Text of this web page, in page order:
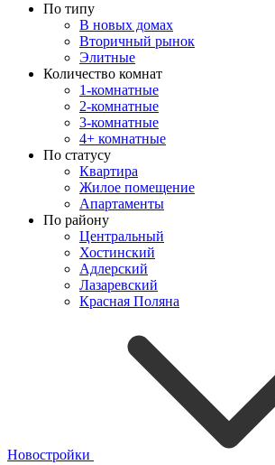
По типу
В новых домах
Вторичный рынок
Элитные
Количество комнат
1-комнатные
2-комнатные
3-комнатные
4+ комнатные
По статусу
Квартира
Жилое помещение
Апартаменты
По району
Центральный
Хостинский
Адлерский
Лазаревский
Красная Поляна
Новостройки